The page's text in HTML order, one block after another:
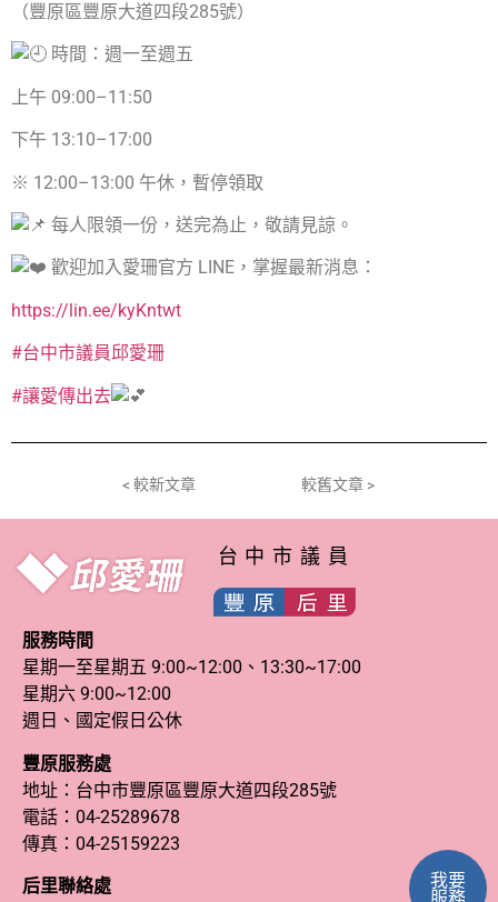
（豐原區豐原大道四段285號）
時間：週一至週五
上午 09:00–11:50
下午 13:10–17:00
※ 12:00–13:00 午休，暫停領取
每人限領一份，送完為止，敬請見諒。
歡迎加入愛珊官方 LINE，掌握最新消息：
https://lin.ee/kyKntwt
#台中市議員邱愛珊
#讓愛傳出去
< 較新文章 較舊文章 >
台中市議員
服務時間
星期一至星期五 9:00~12:00、13:30~17:00
星期六 9:00~12:00
週日、國定假日公休
豐原服務處
地址：台中市豐原區豐原大道四段285號
電話： 04-25289678
傳真：04-25159223
后里聯絡處
我要